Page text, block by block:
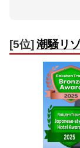
[5位] 潮騒リ